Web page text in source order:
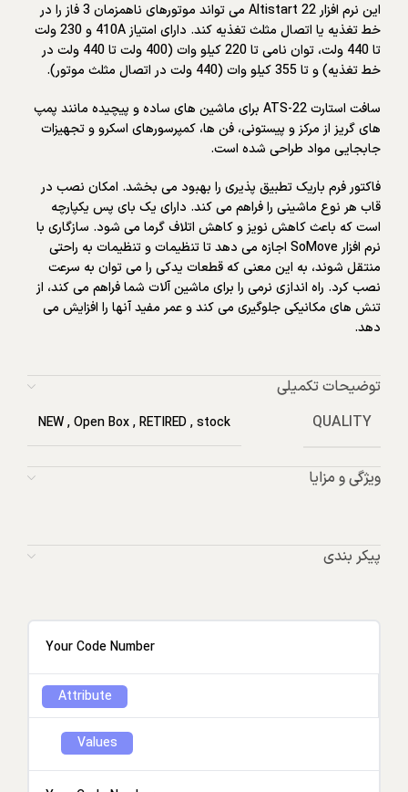
این نرم افزار Altistart 22 می تواند موتورهای ناهمزمان 3 فاز را در
خط تغذیه یا اتصال مثلث تغذیه کند. دارای امتیاز 410A و 230 ولت
تا 440 ولت، توان نامی تا 220 کیلو وات (400 ولت تا 440 ولت در
خط تغذیه) و تا 355 کیلو وات (440 ولت در اتصال مثلث موتور).
سافت استارت ATS-22 برای ماشین های ساده و پیچیده مانند پمپ
های گریز از مرکز و پیستونی، فن ها، کمپرسورهای اسکرو و تجهیزات
جابجایی مواد طراحی شده است.
فاکتور فرم باریک تطبیق پذیری را بهبود می بخشد. امکان نصب در
قاب هر نوع ماشینی را فراهم می کند. دارای یک بای پس یکپارچه
است که باعث کاهش نویز و کاهش اتلاف گرما می شود. سازگاری با
نرم افزار SoMove اجازه می دهد تا تنظیمات و تنظیمات به راحتی
منتقل شوند، به این معنی که قطعات یدکی را می توان به سرعت
نصب کرد. راه اندازی نرمی را برای ماشین آلات شما فراهم می کند، از
تنش های مکانیکی جلوگیری می کند و عمر مفید آنها را افزایش می
دهد.
توضیحات تکمیلی
QUALITY
NEW,Open Box,RETIRED,stock
ویژگی و مزایا
پیکر بندی
Your Code Number
Attribute
Values